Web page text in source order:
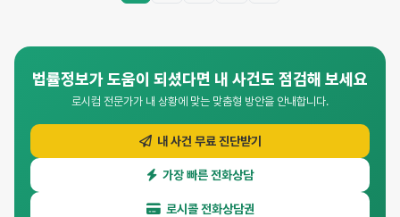
법률정보가 도움이 되셨다면 내 사건도 점검해 보세요
로시컴 전문가가 내 상황에 맞는 맞춤형 방안을 안내합니다.
내 사건 무료 진단받기
가장 빠른 전화상담
로시콜 전화상담권